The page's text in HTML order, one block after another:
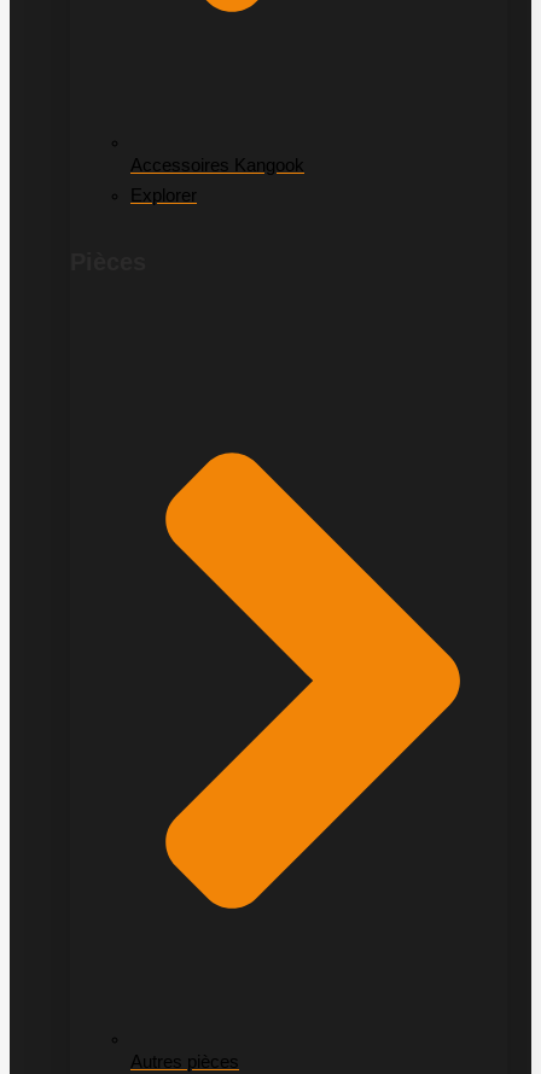
Accessoires Kangook
Explorer
Autres pièces